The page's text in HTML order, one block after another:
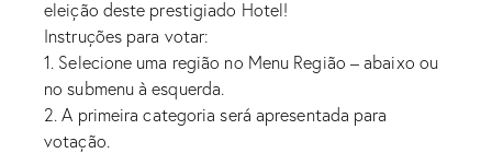
eleição deste prestigiado Hotel!
Instruções para votar:
1. Selecione uma região no Menu Região – abaixo ou
no submenu à esquerda.
2. A primeira categoria será apresentada para
votação.